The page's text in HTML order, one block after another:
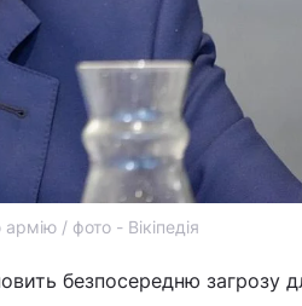
/ фото - Вікіпедія
безпосередню загрозу